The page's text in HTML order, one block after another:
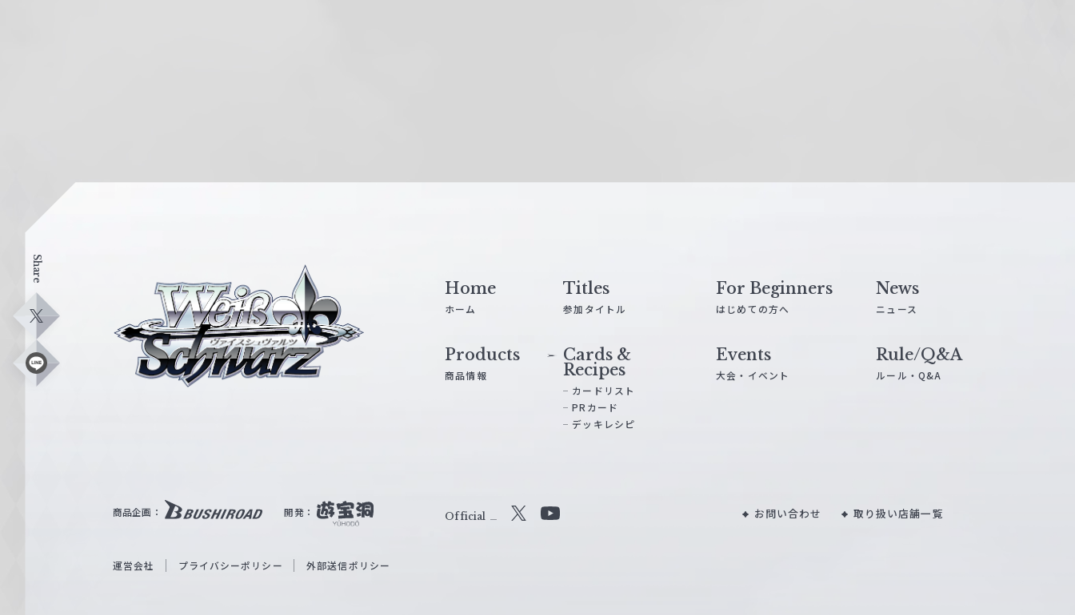
Share
X
L
ス
W
i
Home
ホーム
Titles
参加タイトル
For Beginners
はじめての方へ
News
ニュース
Products
商品情報
Cards &
Recipes
カードリスト
PRカード
デッキレシピ
Events
大会・イベント
Rule/Q&A
ルール・Q&A
商品企画： 開発： Official お問い合わせ 取り扱い店舗一覧
運営会社 プライバシーポリシー 外部送信ポリシー